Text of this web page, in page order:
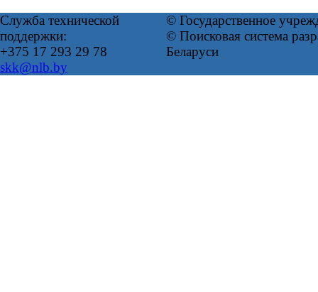
Служба технической
поддержки:
+375 17 293 29 78
skk@nlb.by
© Государственное
© Поисковая система
Беларуси